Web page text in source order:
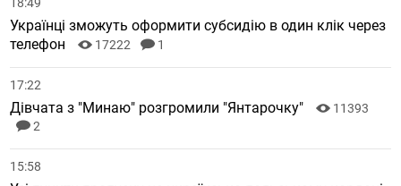
Українці зможуть оформити субсидію в один клік через
телефон
17222 1
17:22
Дівчата з "Минаю" розгромили "Янтарочку"
11393
2
15:58